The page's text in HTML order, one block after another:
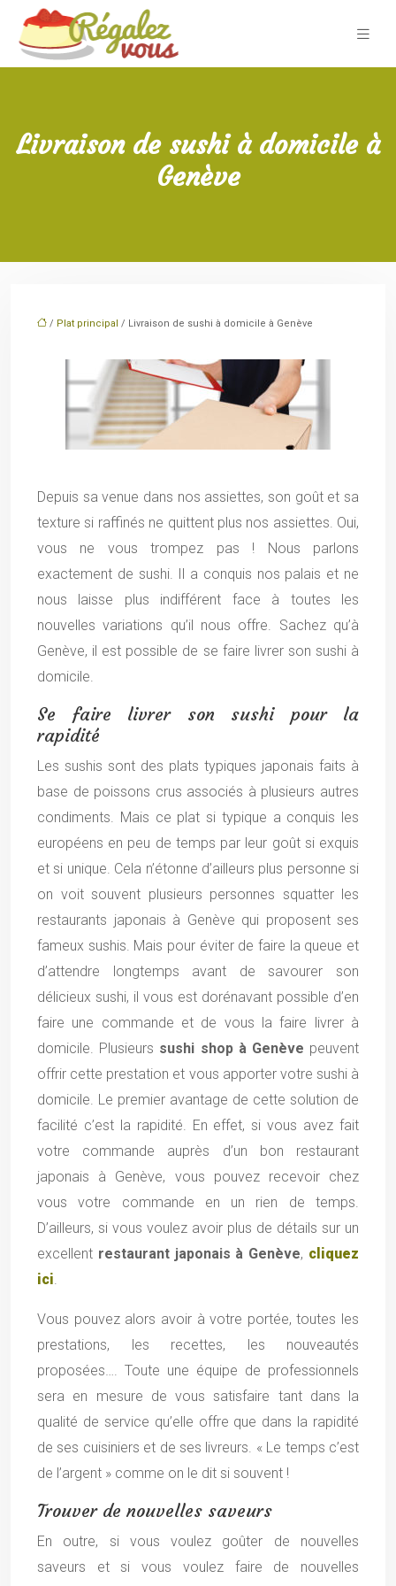
Livraison de sushi à domicile à
Genève
/ Plat principal / Livraison de sushi à domicile à Genève
Depuis sa venue dans nos assiettes, son goût et sa
texture si raffinés ne quittent plus nos assiettes. Oui,
vous ne vous trompez pas ! Nous parlons
exactement de sushi. Il a conquis nos palais et ne
nous laisse plus indifférent face à toutes les
nouvelles variations qu’il nous offre. Sachez qu’à
Genève, il est possible de se faire livrer son sushi à
domicile.
Se faire livrer son sushi pour la
rapidité
Les sushis sont des plats typiques japonais faits à
base de poissons crus associés à plusieurs autres
condiments. Mais ce plat si typique a conquis les
européens en peu de temps par leur goût si exquis
et si unique. Cela n’étonne d’ailleurs plus personne si
on voit souvent plusieurs personnes squatter les
restaurants japonais à Genève qui proposent ses
fameux sushis. Mais pour éviter de faire la queue et
d’attendre longtemps avant de savourer son
délicieux sushi, il vous est dorénavant possible d’en
faire une commande et de vous la faire livrer à
domicile. Plusieurs sushi shop à Genève peuvent
offrir cette prestation et vous apporter votre sushi à
domicile. Le premier avantage de cette solution de
facilité c’est la rapidité. En effet, si vous avez fait
votre commande auprès d’un bon restaurant
japonais à Genève, vous pouvez recevoir chez
vous votre commande en un rien de temps.
D’ailleurs, si vous voulez avoir plus de détails sur un
excellent restaurant japonais à Genève, cliquez
ici.
Vous pouvez alors avoir à votre portée, toutes les
prestations, les recettes, les nouveautés
proposées…. Toute une équipe de professionnels
sera en mesure de vous satisfaire tant dans la
qualité de service qu’elle offre que dans la rapidité
de ses cuisiniers et de ses livreurs. « Le temps c’est
de l’argent » comme on le dit si souvent !
Trouver de nouvelles saveurs
En outre, si vous voulez goûter de nouvelles
saveurs et si vous voulez faire de nouvelles